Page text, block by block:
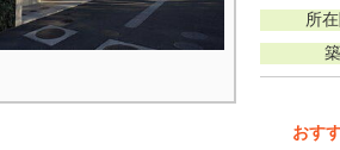
所
おす